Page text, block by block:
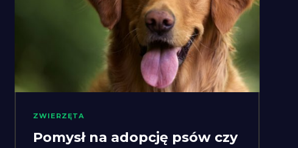
ZWIERZĘTA
Pomysł na adopcję psów czy